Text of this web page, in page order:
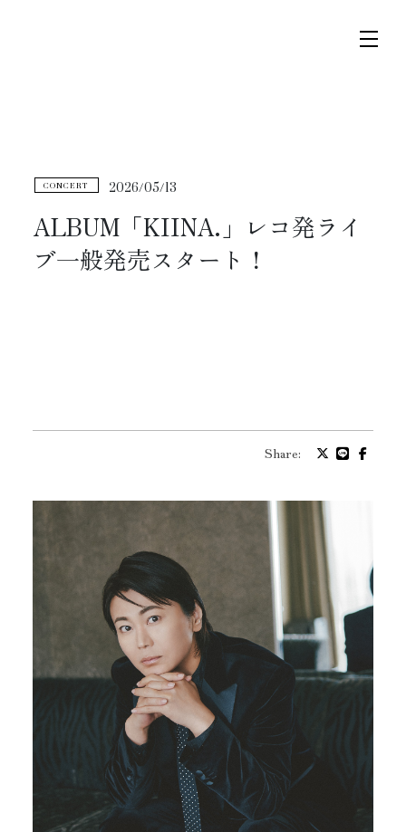
CONCERT 2026/05/13
ALBUM「KIINA.」レコ発ライ
ブ一般発売スタート！
Share:
ニュース
プロフィール
お問い合わせ
メッセージ
グッズ
ファンクラブ